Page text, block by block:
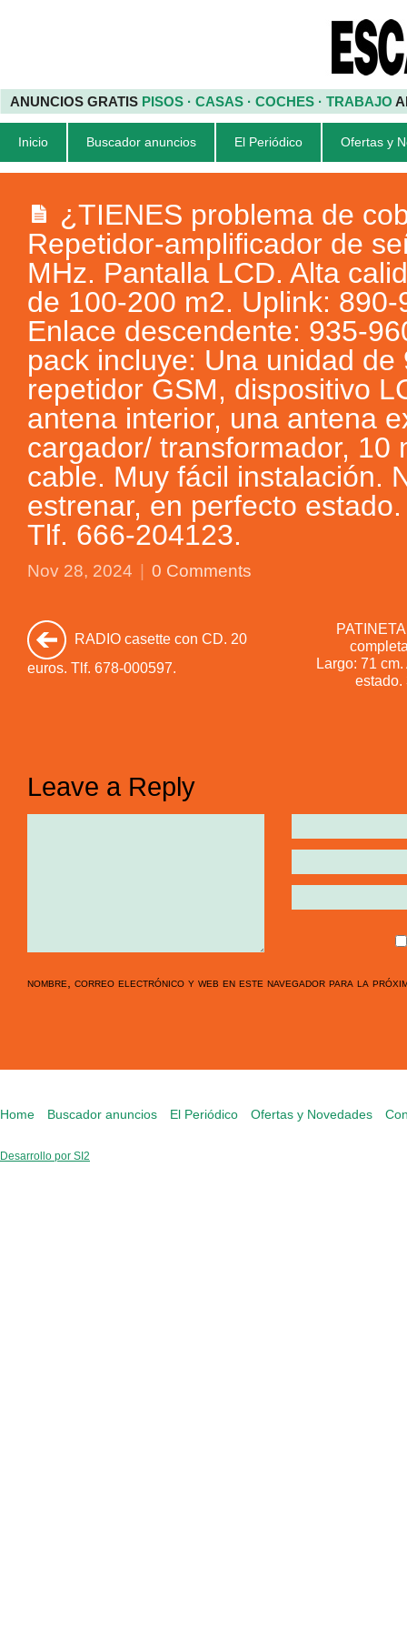
ANUNCIOS GRATIS PISOS · CASAS · COCHES · TRABAJO
Inicio Buscador anuncios El Periódico Ofertas y
¿TIENES problema de
Repetidor-amplificador de
MHz. Pantalla LCD. Alta
de 100-200 m2. Uplink: 890-
Enlace descendente: 935-
pack incluye: Una unidad de
repetidor GSM, dispositivo
antena interior, una antena
cargador/ transformador, 10
cable. Muy fácil instalación.
estrenar, en perfecto
Tlf. 666-204123.
Nov 28, 2024 0 Comments
RADIO casette con CD. 20
euros. Tlf. 678-000597.
Largo: 71
estado.
Leave a Reply
nombre, correo electrónico y web en este navegador para la
Home Buscador anuncios El Periódico Ofertas y Novedades
Desarrollo por SI2